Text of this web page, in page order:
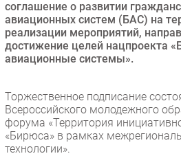
РАЗДЕЛЫ
Новости
Аналитика
Мероприятия
Проекты
IT класс
соглашение о развитии
авиационных систем (БАС) на
реализации мероприятий,
достижение целей нацпроекта
авиационные системы».
Торжественное подписание
Всероссийского молодежного
форума «Территория
«Бирюса» в рамках
технологии».